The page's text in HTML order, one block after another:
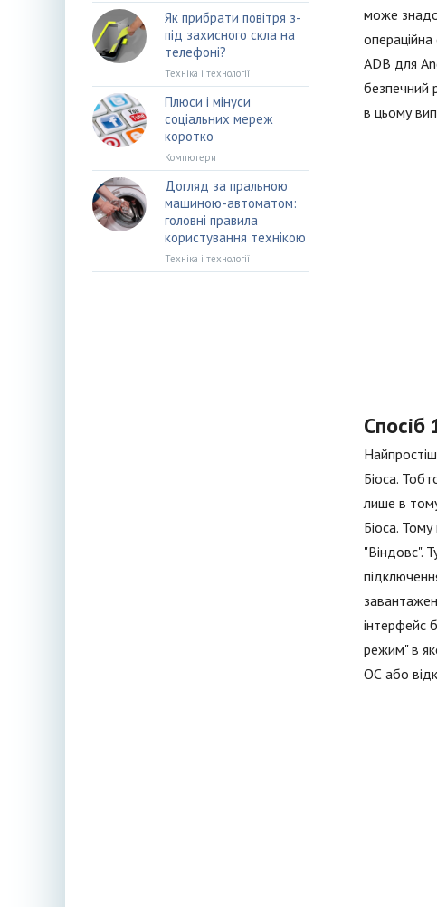
може
ADB для
безпечний
в цьому
Спосіб
Біоса.
лише в
Біоса.
"Віндовс".
інтерфейс
режим" в
ОС або
Як прибрати повітря з-
під захисного скла на
телефоні?
Техніка і технології
Плюси і мінуси
соціальних мереж
коротко
Компютери
Догляд за пральною
машиною-автоматом:
головні правила
користування технікою
Техніка і технології